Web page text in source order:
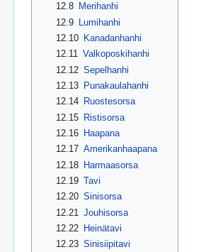
12.8
Merihanhi
12.9
Lumihanhi
12.10
Kanadanhanhi
12.11 Valkoposkihanhi
12.12 Sepelhanhi
12.13
Punakaulahanhi
12.14
Ruostesorsa
12.15 Ristisorsa
12.16
Haapana
12.17 Amerikanhaapana
12.18 Harmaasorsa
12.19 Tavi
12.20 Sinisorsa
12.21 Jouhisorsa
12.22
Heinätavi
12.23 Sinisiipitavi